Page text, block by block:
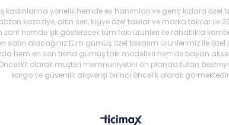
yönelik hemde ev hanımları ve genç kızlara
kazaziye, altın seri, kişiye özel takılar ve marka takılar ile
hemde şık gösterecek tüm takı ürünleri ile rahatlıkla
satın alacağınız tüm gümüş özel tasarım ürünlerimiz ile
hem en son trend gümüş takı modelleri hemde bayan
olarak müşteri memnuniyetini ön planda tutan
kargo ve güvenilir alışverişi birinci öncelik olarak